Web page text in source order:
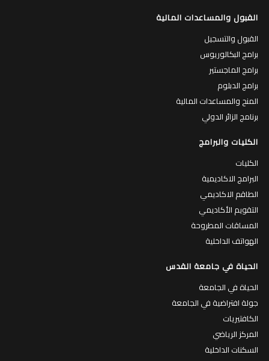
القبول والمساعدات المالية
القبول والتسجيل
برامج البكالوريوس
برامج الماجستير
برامج الدبلوم
المنح والمساعدات المالية
برنامج الزائر الدولي
الكليات والبرامج
الكليات
البرامج الاكاديمية
الطاقم الاكاديمي
التقويم الأكاديمي
المساقات المطروحة
الهواتف الداخلية
الحياة في جامعة القدس
الحياة في الجامعة
جولة افتراضية في الجامعة
الكافتيريات
المركز الرياضي
السكنات الداخلية